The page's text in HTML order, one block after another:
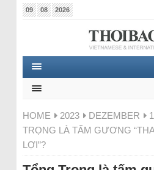
09 08 2026
HOME 2023 DEZEMBER 1
TRỌNG LÀ TẤM GƯƠNG
LỢI”?